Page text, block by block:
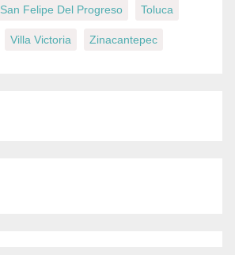
San Felipe Del Progreso Toluca
Villa Victoria Zinacantepec